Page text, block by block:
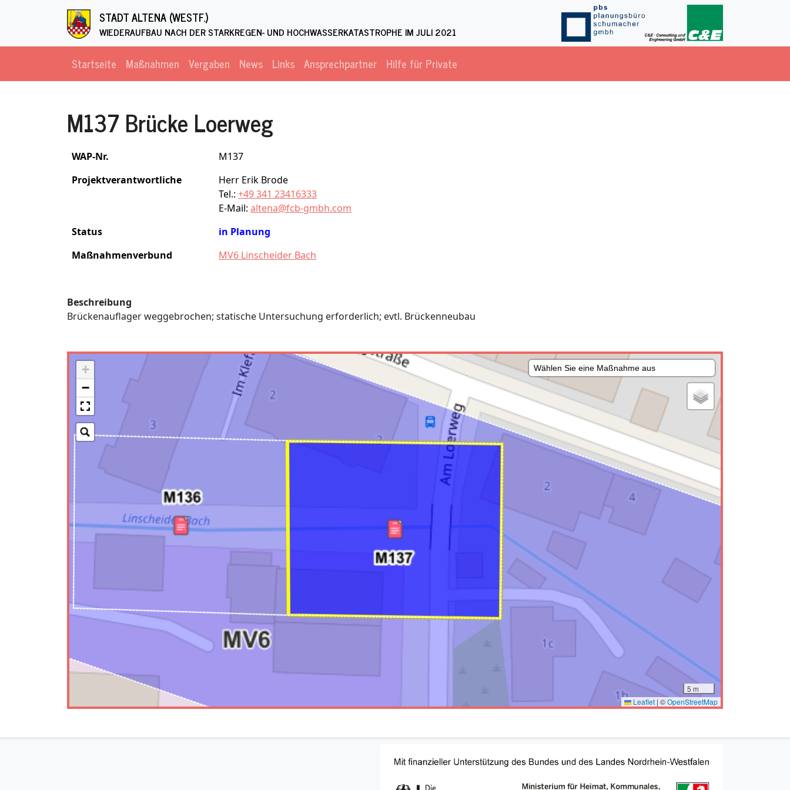
Direkt zum Inhalt
STADT ALTENA (WESTF.)
WIEDERAUFBAU NACH DER STARKREGEN- UND HOCHWASSERKATASTROPHE IM JULI 2021
Startseite Maßnahmen Vergaben News Links Ansprechpartner Hilfe für Private
M137 Brücke Loerweg
WAP-Nr.
M137
Projektverantwortliche
Herr Erik Brode
Tel.: +49 341 23416333
E-Mail: altena@fcb-gmbh.com
Status
in Planung
Maßnahmenverbund
MV6 Linscheider Bach
Beschreibung
Brückenauflager weggebrochen; statische Untersuchung erforderlich; evtl. Brückenneubau